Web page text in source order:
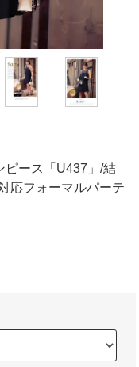
」
ピース「U437」/結
応フォーマルパーテ